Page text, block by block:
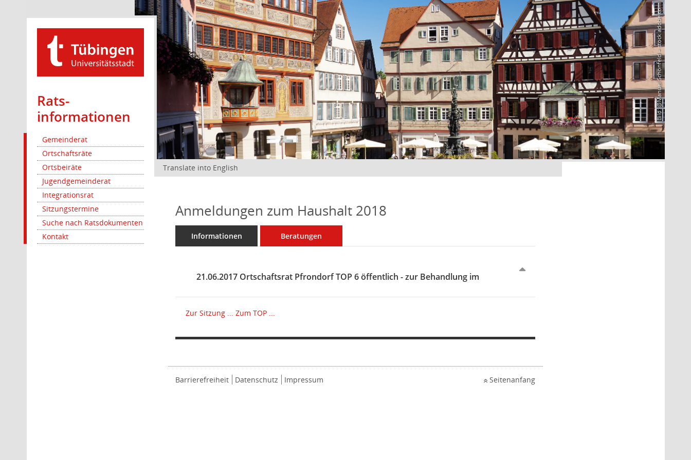
Rats­
informationen
Gemeinderat
Ortschaftsräte
Ortsbeiräte
Jugendgemeinderat
Integrationsrat
Sitzungstermine
Suche nach Ratsdokumenten
Kontakt
Bild: @Manuel Schönfeld – stock.adobe.com
Translate into English
Anmeldungen zum Haushalt 2018
Informationen Beratungen
21.06.2017 Ortschaftsrat Pfrondorf TOP 6 öffentlich - zur Behandlung im
Zur Sitzung ... Zum TOP ...
Barrierefreiheit Datenschutz Impressum Seitenanfang